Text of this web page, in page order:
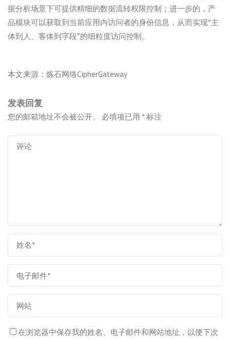
据分析场景下可提供精细的数据流转权限控制；进一步的，产
品模块可以获取到当前应用内访问者的身份信息，从而实现“主
体到人、客体到字段”的细粒度访问控制。
本文来源：炼石网络CipherGateway
发表回复
您的邮箱地址不会被公开。 必填项已用 *标注
在浏览器中保存我的姓名、电子邮件和网站地址，以便下次